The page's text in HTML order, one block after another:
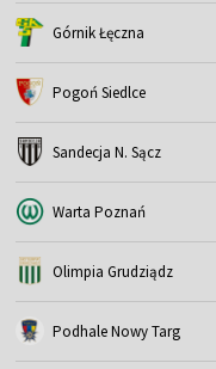
Górnik Łęczna
Pogoń Siedlce
Sandecja N. Sącz
Warta Poznań
Olimpia Grudziądz
Podhale Nowy Targ